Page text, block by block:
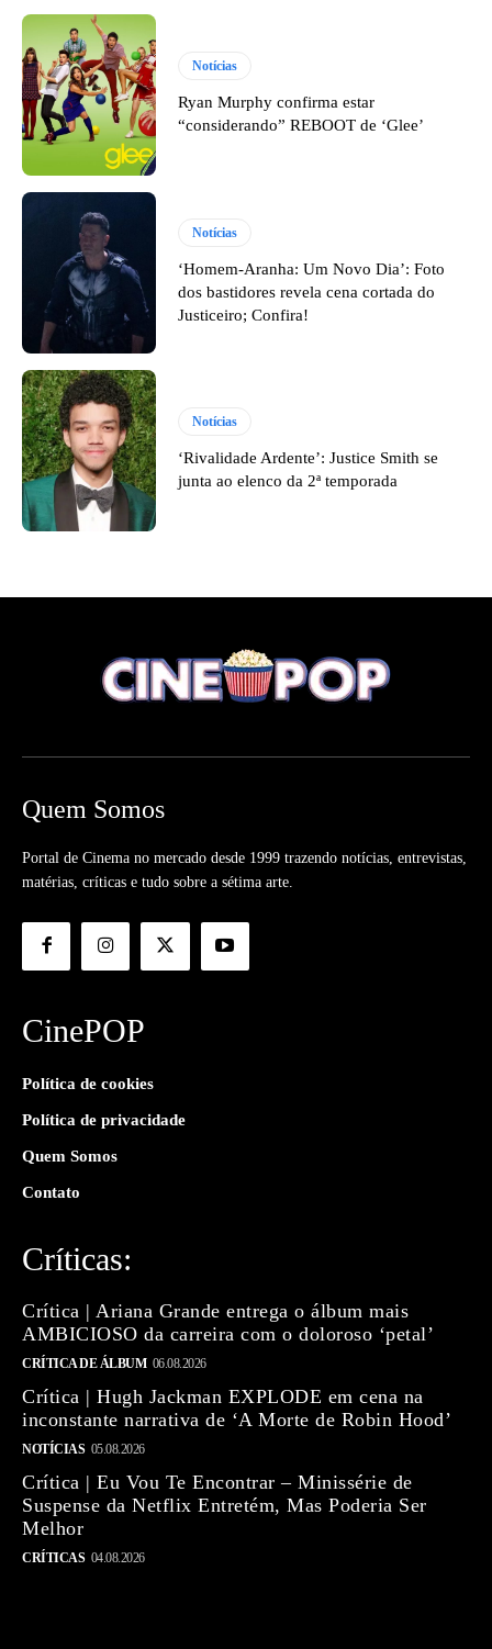
Notícias
Ryan Murphy confirma estar
“considerando” REBOOT de ‘Glee’
Notícias
‘Homem-Aranha: Um Novo Dia’: Foto
dos bastidores revela cena cortada do
Justiceiro; Confira!
Notícias
‘Rivalidade Ardente’: Justice Smith se
junta ao elenco da 2ª temporada
Quem Somos
Portal de Cinema no mercado desde 1999 trazendo notícias, entrevistas,
matérias, críticas e tudo sobre a sétima arte.
CinePOP
Política de cookies
Política de privacidade
Quem Somos
Contato
Críticas:
Crítica | Ariana Grande entrega o álbum mais
AMBICIOSO da carreira com o doloroso ‘petal’
CRÍTICA DE ÁLBUM 06.08.2026
Crítica | Hugh Jackman EXPLODE em cena na
inconstante narrativa de ‘A Morte de Robin Hood’
NOTÍCIAS 05.08.2026
Crítica | Eu Vou Te Encontrar – Minissérie de
Suspense da Netflix Entretém, Mas Poderia Ser
Melhor
CRÍTICAS 04.08.2026